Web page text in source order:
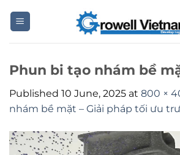
Phun bi tạo nhám bề
Published 10 June, 2025 at 800 ×
nhám bề mặt – Giải pháp tối ưu